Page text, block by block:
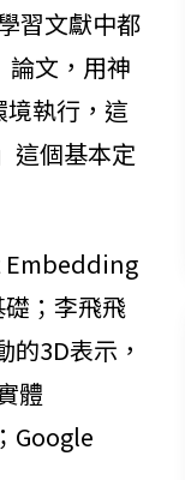
習文獻中都
文，用神
執行，這
這個基本定
Embedding
；李飛飛
3D表示，
體
Google